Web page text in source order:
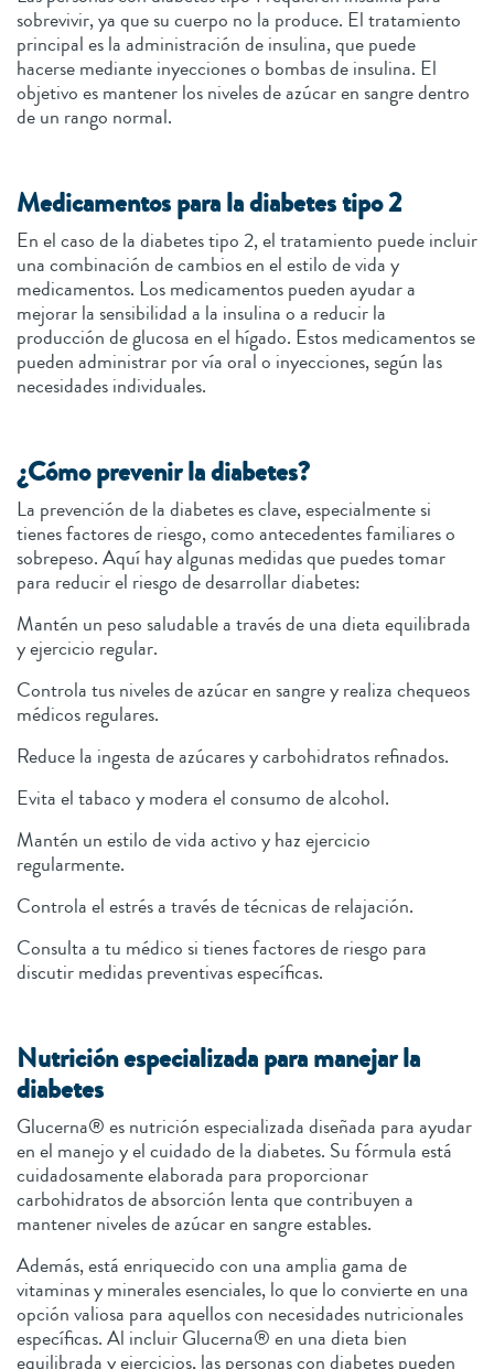
sobrevivir, ya que su cuerpo no la produce. El tratamiento
principal es la administración de insulina, que puede
hacerse mediante inyecciones o bombas de insulina. El
objetivo es mantener los niveles de azúcar en sangre dentro
de un rango normal.
Medicamentos para la diabetes tipo 2
En el caso de la diabetes tipo 2, el tratamiento puede incluir
una combinación de cambios en el estilo de vida y
medicamentos. Los medicamentos pueden ayudar a
mejorar la sensibilidad a la insulina o a reducir la
producción de glucosa en el hígado. Estos medicamentos se
pueden administrar por vía oral o inyecciones, según las
necesidades individuales.
¿Cómo prevenir la diabetes?
La prevención de la diabetes es clave, especialmente si
tienes factores de riesgo, como antecedentes familiares o
sobrepeso. Aquí hay algunas medidas que puedes tomar
para reducir el riesgo de desarrollar diabetes:
Mantén un peso saludable a través de una dieta equilibrada
y ejercicio regular.
Controla tus niveles de azúcar en sangre y realiza chequeos
médicos regulares.
Reduce la ingesta de azúcares y carbohidratos refinados.
Evita el tabaco y modera el consumo de alcohol.
Mantén un estilo de vida activo y haz ejercicio
regularmente.
Controla el estrés a través de técnicas de relajación.
Consulta a tu médico si tienes factores de riesgo para
discutir medidas preventivas específicas.
Nutrición especializada para manejar la
diabetes
Glucerna® es nutrición especializada diseñada para ayudar
en el manejo y el cuidado de la diabetes. Su fórmula está
cuidadosamente elaborada para proporcionar
carbohidratos de absorción lenta que contribuyen a
mantener niveles de azúcar en sangre estables.
Además, está enriquecido con una amplia gama de
vitaminas y minerales esenciales, lo que lo convierte en una
opción valiosa para aquellos con necesidades nutricionales
específicas. Al incluir Glucerna® en una dieta bien
equilibrada y ejercicios, las personas con diabetes pueden